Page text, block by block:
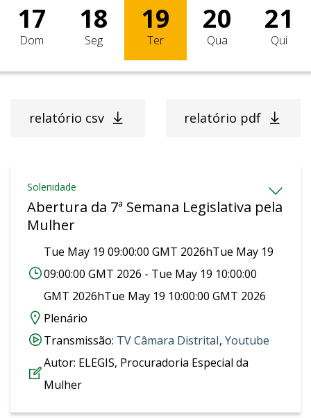
17
Dom
18
Seg
19
Ter
20
Qua
21
Qui
relatório csv relatório pdf
Solenidade
Abertura da 7ª Semana Legislativa pela
Mulher
Tue May 19 09:00:00 GMT 2026hTue May 19
09:00:00 GMT 2026 - Tue May 19 10:00:00
GMT 2026hTue May 19 10:00:00 GMT 2026
Plenário
Transmissão: ‎TV Câmara Distrital, Youtube
Autor: ELEGIS, Procuradoria Especial da
Mulher